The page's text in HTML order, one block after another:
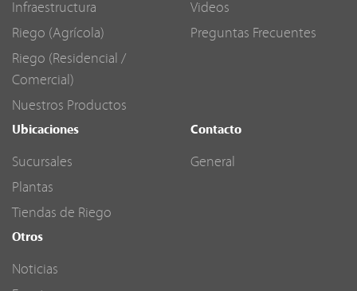
Infraestructura
Riego (Agrícola)
Riego (Residencial /
Comercial)
Nuestros Productos
Videos
Preguntas Frecuentes
Ubicaciones
Sucursales
Plantas
Tiendas de Riego
Contacto
General
Otros
Noticias